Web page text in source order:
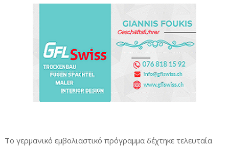
Το γερμανικό εμβολιαστικό πρόγραμμα δέχτηκε τελευταία